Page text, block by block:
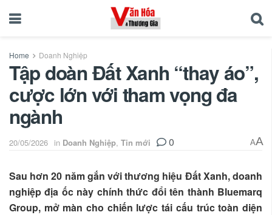
Home Doanh Nghiệp
Tập doàn Đất Xanh “thay áo”,
cược lớn với tham vọng đa
ngành
20/05/2026 in Doanh Nghiệp, Tin mới 0 AA
Sau hơn 20 năm gắn với thương hiệu Đất Xanh, doanh
nghiệp địa ốc này chính thức đổi tên thành Bluemarq
Group, mở màn cho chiến lược tái cấu trúc toàn diện